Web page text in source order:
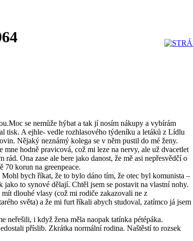
se nemůže hýbat a tak jí nosím nákupy a vybírám
tisk. A ejhle- vedle rozhlasového týdeníku a letáků z Lídlu
Nějaký neznámý kolega se v něm pustil do mé ženy.
hodně pravicová, což mi leze na nervy, ale už dvacetlet
Ona zase ale bere jako danost, že mě asi nepřesvědčí o
70 korun na greenpeace.
bych říkat, že to bylo dáno tím, že otec byl komunista –
to synové dělají. Chtěl jsem se postavit na vlastní nohy.
dlouhé vlasy (což mi rodiče zakazovali ne z
světa) a že mi furt říkali abych studoval, zatímco já jsem
neřešili, i když žena měla naopak tatínka pétépáka.
příslib. Zkrátka normální rodina. Naštěstí to rozsek